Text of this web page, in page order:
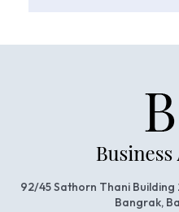
92/45 Sathorn Thani Building
Bangrak,